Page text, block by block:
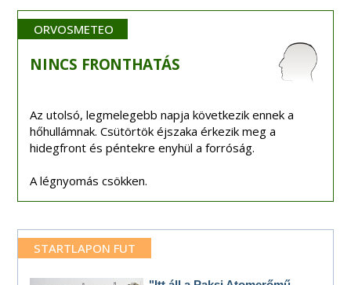
ORVOSMETEO
NINCS FRONTHATÁS
Az utolsó, legmelegebb napja következik ennek a
hőhullámnak. Csütörtök éjszaka érkezik meg a
hidegfront és péntekre enyhül a forróság.
A légnyomás csökken.
STARTLAPON FUT